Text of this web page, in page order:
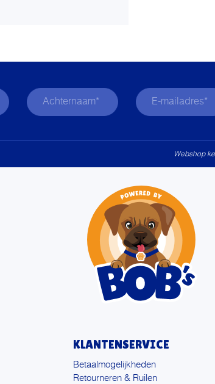
Webshop
KLANTENSERVICE
Betaalmogelijkheden
Retourneren & Ruilen